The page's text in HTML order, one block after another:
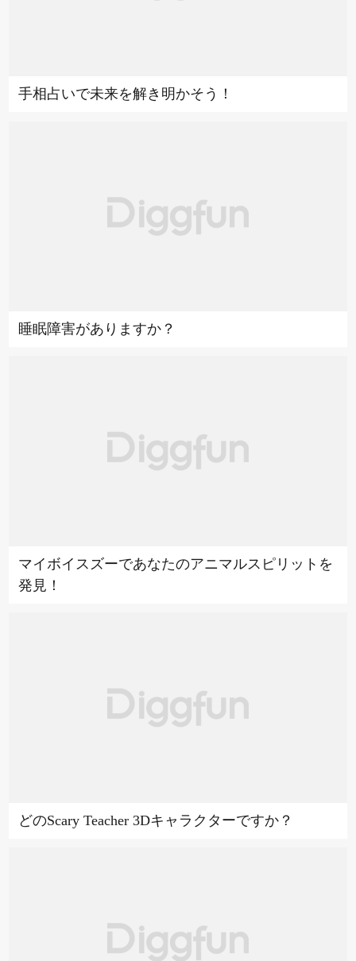
手相占いで未来を解き明かそう！
睡眠障害がありますか？
マイボイスズーであなたのアニマルスピリットを
発見！
どのScary Teacher 3Dキャラクターですか？